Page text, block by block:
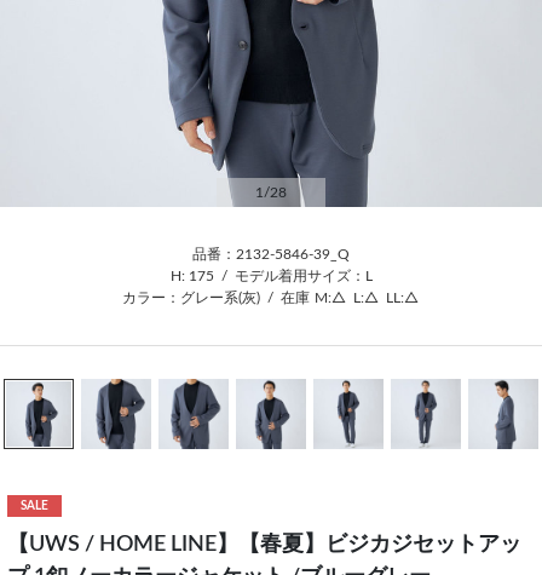
1 /28
品番：2132-5846-39_Q
H: 175
/
モデル着用サイズ：L
カラー：グレー系(灰)
/ 在庫 M:△ L:△ LL:△
SALE
【UWS / HOME LINE】【春夏】ビジカジセットアッ